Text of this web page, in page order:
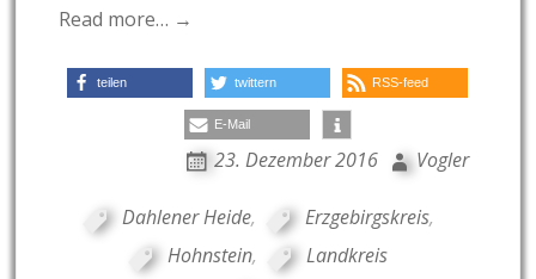
Read more… →
teilen twittern RSS-feed
E-Mail
23. Dezember 2016 Vogler
Dahlener Heide, Erzgebirgskreis,
Hohnstein,
Landkreis